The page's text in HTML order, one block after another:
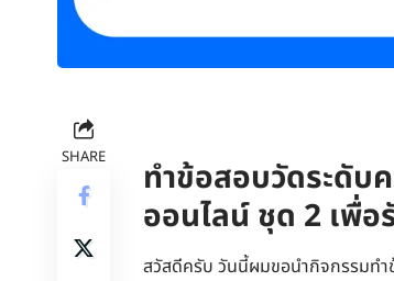
SHARE
ทำข้อสอบวัดระดับ
ออนไลน์ ชุด 2 เพื่
สวัสดีครับ วันนี้ผมขอนำกิจกรรมทำ